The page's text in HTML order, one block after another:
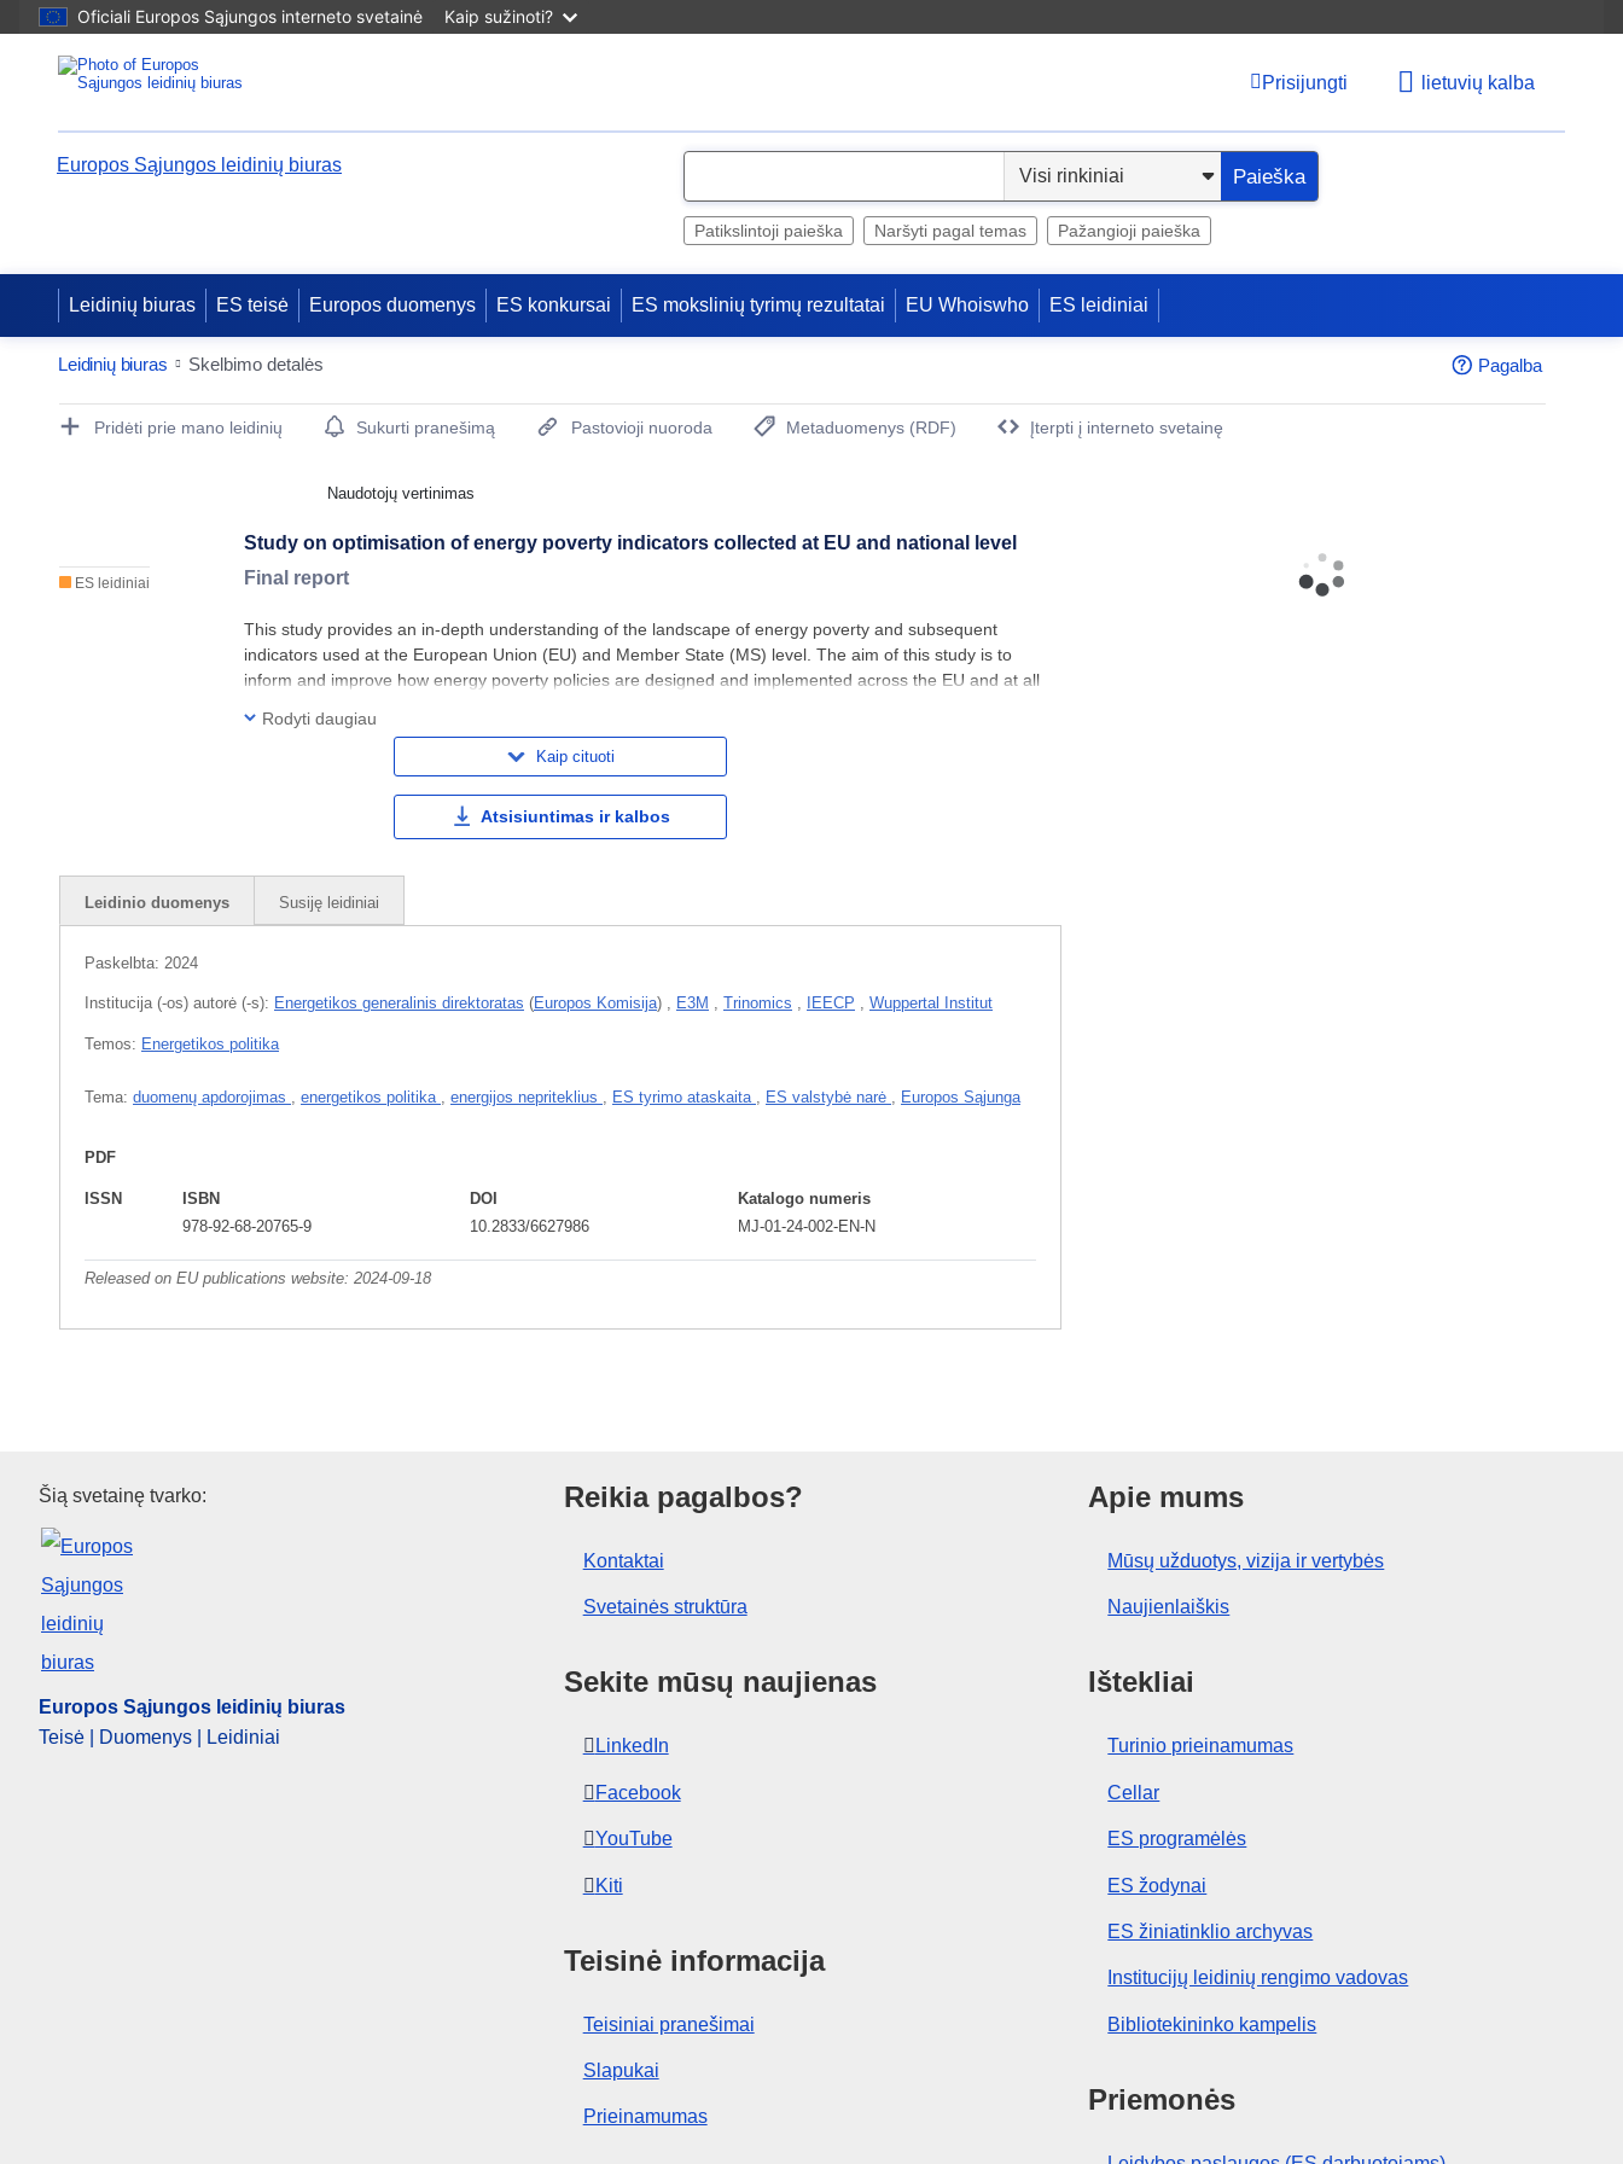
Oficiali Europos Sąjungos interneto svetainė Kaip sužinoti?
Prisijungti lietuvių kalba
Europos Sąjungos leidinių biuras
e
Paieška
Patikslintoji paieška Naršyti pagal temas Pažangioji paieška
Leidinių biuras ES teisė Europos duomenys ES konkursai ES mokslinių tyrimų rezultatai EU Whoiswho ES leidiniai
Leidinių biuras Skelbimo detalės Pagalba
Publication Detail Actions Portlet
Pridėti prie mano leidinių Sukurti pranešimą Pastovioji nuoroda
Metaduomenys (RDF)
Įterpti į interneto svetainę
Naudotojų vertinimas
ES leidiniai
Study on optimisation of energy poverty indicators collected at EU and national level
Final report
This study provides an in-depth understanding of the landscape of energy poverty and subsequent
indicators used at the European Union (EU) and Member State (MS) level. The aim of this study is to
inform and improve how energy poverty policies are designed and implemented across the EU and at all
Rodyti daugiau
Kaip cituoti
Atsisiuntimas ir kalbos
Leidinio duomenys Susiję leidiniai
Paskelbta: 2024
Institucija (-os) autorė (-s): Energetikos generalinis direktoratas (Europos Komisija) , E3M , Trinomics , IEECP , Wuppertal Institut
Temos: Energetikos politika
Tema: duomenų apdorojimas , energetikos politika , energijos nepriteklius , ES tyrimo ataskaita , ES valstybė narė , Europos Sąjunga
PDF
ISSN
ISBN
978-92-68-20765-9
DOI
10.2833/6627986
Katalogo numeris
MJ-01-24-002-EN-N
Released on EU publications website: 2024-09-18
Europos Sąjungos leidinių biuras
Šią svetainę tvarko:
Europos Sąjungos leidinių biuras
Teisė | Duomenys | Leidiniai
Reikia pagalbos?
Kontaktai
Svetainės struktūra
Sekite mūsų naujienas
LinkedIn
Facebook
YouTube
Kiti
Teisinė informacija
Teisiniai pranešimai
Slapukai
Prieinamumas
Apie mums
Mūsų užduotys, vizija ir vertybės
Naujienlaiškis
Ištekliai
Turinio prieinamumas
Cellar
ES programėlės
ES žodynai
ES žiniatinklio archyvas
Institucijų leidinių rengimo vadovas
Bibliotekininko kampelis
Priemonės